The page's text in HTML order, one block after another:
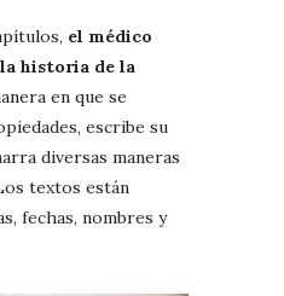
el médico
la historia de la
en que se
escribe su
diversas maneras
textos están
fechas, nombres y